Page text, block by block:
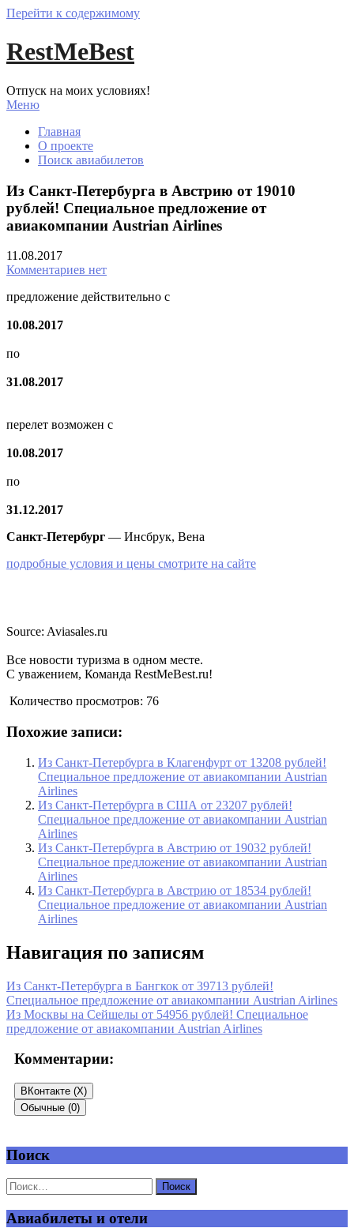
Перейти к содержимому
RestMeBest
Отпуск на моих условиях!
Меню
Главная
О проекте
Поиск авиабилетов
Из Санкт-Петербурга в Австрию от 19010
рублей! Специальное предложение от
авиакомпании Austrian Airlines
11.08.2017
Комментариев нет
предложение действительно с
10.08.2017
по
31.08.2017
перелет возможен с
10.08.2017
по
31.12.2017
Санкт-Петербург — Инсбрук, Вена
подробные условия и цены смотрите на сайте
Source: Aviasales.ru
Все новости туризма в одном месте.
С уважением, Команда RestMeBest.ru!
Количество просмотров: 76
Похожие записи:
Из Санкт-Петербурга в Клагенфурт от 13208 рублей!
Специальное предложение от авиакомпании Austrian
Airlines
Из Санкт-Петербурга в США от 23207 рублей!
Специальное предложение от авиакомпании Austrian
Airlines
Из Санкт-Петербурга в Австрию от 19032 рублей!
Специальное предложение от авиакомпании Austrian
Airlines
Из Санкт-Петербурга в Австрию от 18534 рублей!
Специальное предложение от авиакомпании Austrian
Airlines
Навигация по записям
Из Санкт-Петербурга в Бангкок от 39713 рублей!
Специальное предложение от авиакомпании Austrian Airlines
Из Москвы на Сейшелы от 54956 рублей! Специальное
предложение от авиакомпании Austrian Airlines
Комментарии:
ВКонтакте (X)
Обычные (0)
Добавить комментарий
Ваш адрес email не будет опубликован.
Поиск
Авиабилеты и отели